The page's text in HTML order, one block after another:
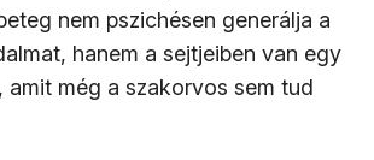
nem pszichésen generálja a
hanem a sejtjeiben van egy
amit még a szakorvos sem tud